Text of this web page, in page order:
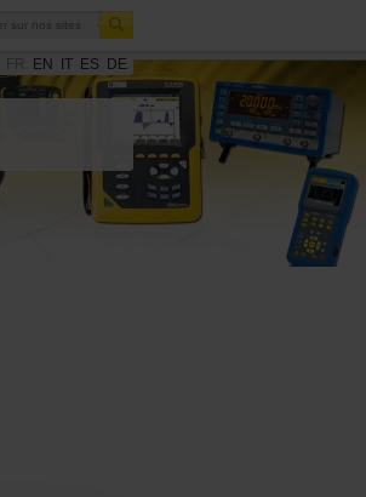
EN IT ES DE